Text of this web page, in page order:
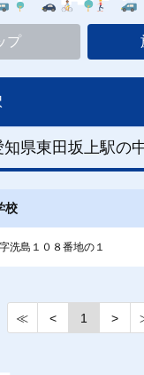
プ
知県東田坂上駅の
校
洗島１０８番地の１
≪ < 1 >